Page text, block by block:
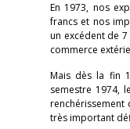
En 1973, nos
francs et nos
un excédent de
commerce
Mais dès la fin
semestre 1974,
renchérissement
très important